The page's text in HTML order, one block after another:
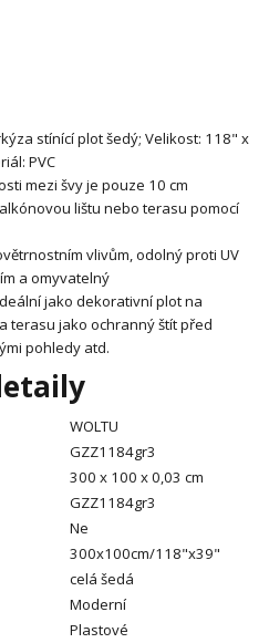
stínící plot šedý; Velikost: 118" x
PVC
mezi švy je pouze 10 cm
lištu nebo terasu pomocí
vlivům, odolný proti UV
a omyvatelný
jako dekorativní plot na
terasu jako ochranný štít před
pohledy atd.
WOLTU
‎GZZ1184gr3
300 x 100 x 0,03 cm
‎GZZ1184gr3
Ne
‎300x100cm/118"x39"
celá šedá
Moderní
Plastové